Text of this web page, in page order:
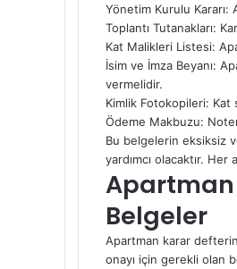
Yönetim Kurulu Kararı:
Toplantı Tutanakları:
Kat Malikleri Listesi:
İsim ve İmza Beyanı:
vermelidir.
Kimlik Fotokopileri:
Ödeme Makbuzu:
Bu belgelerin eksiksiz
yardımcı olacaktır.
Apartman
Belgeler
Apartman karar
onayı için gerekli olan